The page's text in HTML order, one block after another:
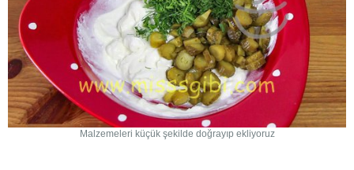
Malzemeleri küçük şekilde doğrayıp ekliyoruz